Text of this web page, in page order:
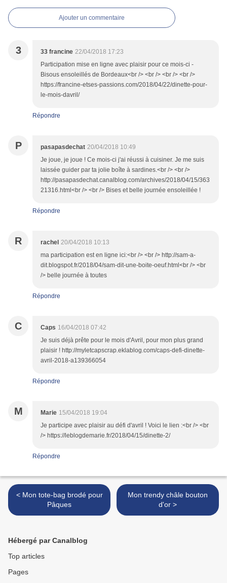
Ajouter un commentaire
3 33 francine 22/04/2018 17:23
Participation mise en ligne avec plaisir pour ce mois-ci -
Bisous ensoleillés de Bordeaux<br /> <br /> <br /> <br />
https://francine-etses-passions.com/2018/04/22/dinette-pour-
le-mois-davril/
Répondre
P pasapasdechat 20/04/2018 10:49
Je joue, je joue ! Ce mois-ci j'ai réussi à cuisiner. Je me suis
laissée guider par ta jolie boîte à sardines.<br /> <br />
http://pasapasdechat.canalblog.com/archives/2018/04/15/363
21316.html<br /> <br /> Bises et belle journée ensoleillée !
Répondre
R rachel 20/04/2018 10:13
ma participation est en ligne ici:<br /> <br /> http://sam-a-
dit.blogspot.fr/2018/04/sam-dit-une-boite-oeuf.html<br /> <br
/> belle journée à toutes
Répondre
C Caps 16/04/2018 07:42
Je suis déjà prête pour le mois d'Avril, pour mon plus grand
plaisir ! http://myletcapscrap.eklablog.com/caps-defi-dinette-
avril-2018-a139366054
Répondre
M Marie 15/04/2018 19:04
Je participe avec plaisir au défi d'avril ! Voici le lien :<br /> <br
/> https://leblogdemarie.fr/2018/04/15/dinette-2/
Répondre
< Mon tote-bag brodé pour
Pâques
Mon trendy châle bouton
d'or >
Hébergé par Canalblog
Top articles
Pages